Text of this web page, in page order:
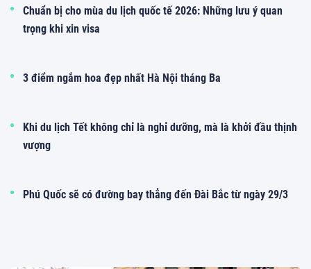
Chuẩn bị cho mùa du lịch quốc tế 2026: Những lưu ý quan
trọng khi xin visa
3 điểm ngắm hoa đẹp nhất Hà Nội tháng Ba
Khi du lịch Tết không chỉ là nghỉ dưỡng, mà là khởi đầu thịnh
vượng
Phú Quốc sẽ có đường bay thẳng đến Đài Bắc từ ngày 29/3